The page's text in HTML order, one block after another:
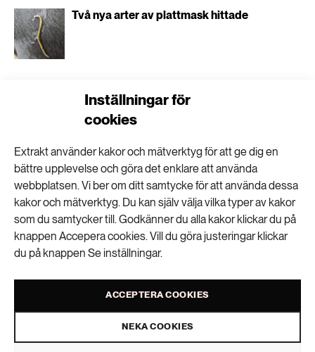
Inställningar för
cookies
Extrakt använder kakor och mätverktyg för att ge dig en
bättre upplevelse och göra det enklare att använda
webbplatsen. Vi ber om ditt samtycke för att använda dessa
kakor och mätverktyg. Du kan själv välja vilka typer av kakor
som du samtycker till. Godkänner du alla kakor klickar du på
knappen Accepera cookies. Vill du göra justeringar klickar
du på knappen Se inställningar.
ACCEPTERA COOKIES
NEKA COOKIES
Två nya arter av plattmask hittade
Göteborg gör vegetariskt till standard
”Ultraprocessad mat är ett trubbigt
begrepp”
Stora skillnader i lönsamhet i